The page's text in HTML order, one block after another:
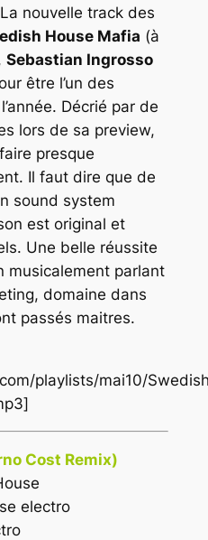
nouvelle track des
House Mafia (à
Sebastian Ingrosso
être l’un des
Décrié par de
lors de sa preview,
presque
Il faut dire que de
sound system
est original et
Une belle réussite
musicalement parlant
domaine dans
passés maitres.
playlists/mai10/
Cost Remix)